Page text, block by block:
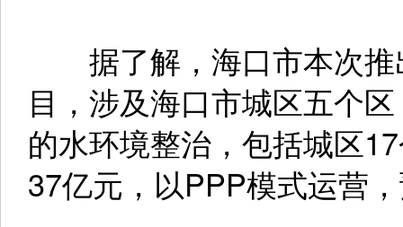
据了解，海口市本次推
目，涉及海口市城区五个
的水环境整治，包括城区
37亿元，以PPP模式运营